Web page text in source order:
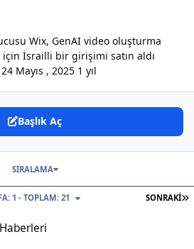
Wix, GenAI video oluşturma
için İsrailli bir girişimi satın aldı
24 Mayıs , 2025 1 yıl
Başlık Aç
SONRAKI
1 - TOPLAM: 21
SIRALAMA